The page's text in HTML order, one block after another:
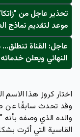
تحذير عاجل من
موعد لتقديم نماذج الضريبة
عاجل: القناة
النهائي ويعلن خدماته لـ3 محافظات - التفاصيل
اختار كروز هذا
وقد تحدث سابقًا عن
والده الذي وصفه بأنه
القاسية التي أثرت